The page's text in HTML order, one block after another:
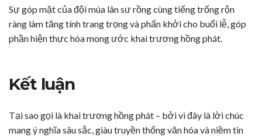
Sự góp mặt của đội múa lân sư rồng cùng tiếng trống rộn
ràng làm tăng tính trang trọng và phấn khởi cho buổi lễ, góp
phần hiện thực hóa mong ước khai trương hồng phát.
Kết luận
Tại sao gọi là khai trương hồng phát – bởi vì đây là lời chúc
mang ý nghĩa sâu sắc, giàu truyền thống văn hóa và niềm tin